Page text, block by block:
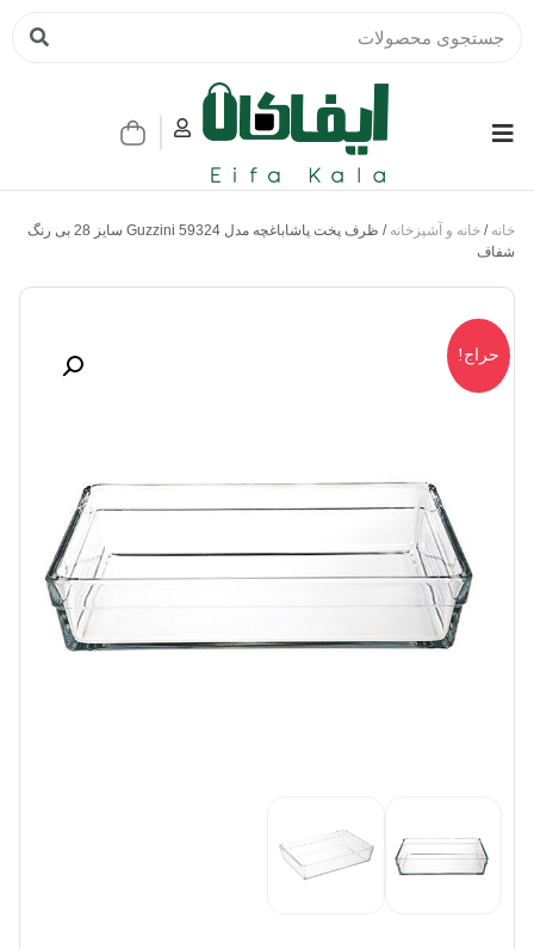
خانه / خانه و آشپزخانه
/ ظرف پخت پاشاباغچه مدل Guzzini 59324 سایز 28 بی رنگ
شفاف
حراج!